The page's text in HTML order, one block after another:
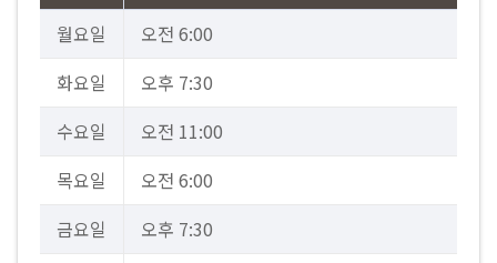
월요일
오전 6:00
화요일
오후 7:30
수요일
오전 11:00
목요일
오전 6:00
금요일
오후 7:30